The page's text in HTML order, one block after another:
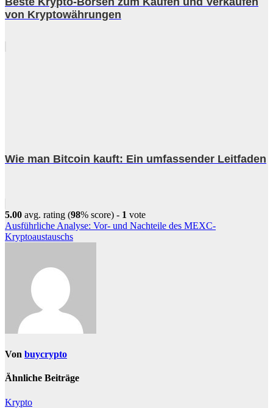
von Kryptowährungen
Wie man Bitcoin kauft: Ein umfassender Leitfaden
5.00 avg. rating (98% score) - 1 vote
Beitragsnavigation
Ausführliche Analyse: Vor- und Nachteile des MEXC-
Kryptoaustauschs
Von buycrypto
Ähnliche Beiträge
Krypto